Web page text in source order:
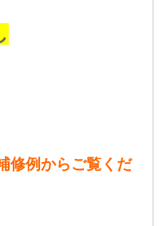
修例からご覧くだ